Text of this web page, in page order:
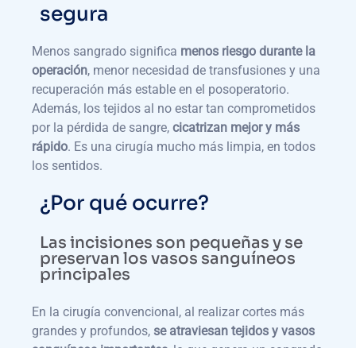
segura
Menos sangrado significa menos riesgo durante la
operación, menor necesidad de transfusiones y una
recuperación más estable en el posoperatorio.
Además, los tejidos al no estar tan comprometidos
por la pérdida de sangre, cicatrizan mejor y más
rápido. Es una cirugía mucho más limpia, en todos
los sentidos.
¿Por qué ocurre?
Las incisiones son pequeñas y se
preservan los vasos sanguíneos
principales
En la cirugía convencional, al realizar cortes más
grandes y profundos, se atraviesan tejidos y vasos